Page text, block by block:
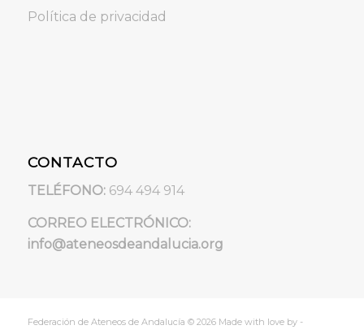
Política de privacidad
CONTACTO
TELÉFONO:694 494 914
CORREO ELECTRÓNICO:
info@ateneosdeandalucia.org
Federación de Ateneos de Andalucía © 2026 Made with love by -